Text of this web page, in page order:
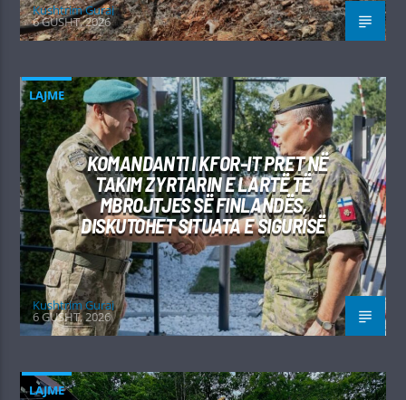
Kushtrim Guraj
6 GUSHT, 2026
LAJME
KOMANDANTI I KFOR-IT PRET NË
TAKIM ZYRTARIN E LARTË TË
MBROJTJES SË FINLANDËS,
DISKUTOHET SITUATA E SIGURISË
Kushtrim Guraj
6 GUSHT, 2026
LAJME